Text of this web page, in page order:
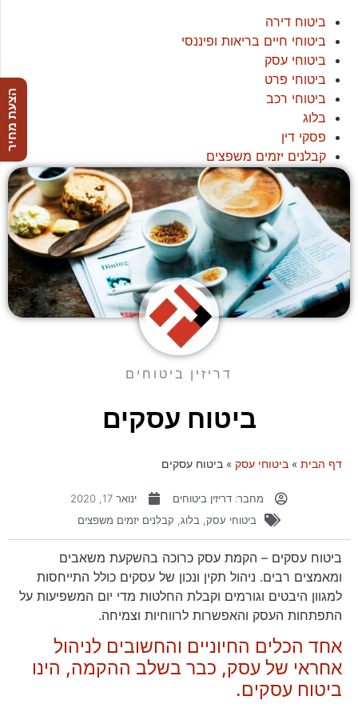
ביטוח דירה
ביטוחי חיים בריאות ופיננסי
ביטוחי עסק
ביטוחי פרט
ביטוחי רכב
בלוג
פסקי דין
קבלנים יזמים משפצים
דריזין ביטוחים
ביטוח עסקים
דף הבית » ביטוחי עסק » ביטוח עסקים
מחבר: דריזין ביטוחים
ינואר 17, 2020
ביטוחי עסק בלוג קבלנים יזמים משפצים
ביטוח עסקים – הקמת עסק כרוכה בהשקעת משאבים
ומאמצים רבים. ניהול תקין ונכון של עסקים כולל התייחסות
למגוון היבטים וגורמים וקבלת החלטות מדי יום המשפיעות על
התפתחות העסק והאפשרות לרווחיות וצמיחה.
אחד הכלים החיוניים והחשובים לניהול
אחראי של עסק, כבר בשלב ההקמה, הינו
ביטוח עסקים.
הצעת מחיר